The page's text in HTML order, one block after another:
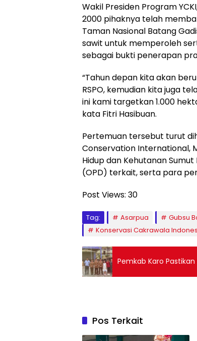
Wakil Presiden Program
2000 pihaknya telah
Taman Nasional Batang
sawit untuk memperoleh
sebagai bukti penerapan
“Tahun depan kita akan
RSPO, kemudian kita juga
ini kami targetkan 1.000
kata Fitri Hasibuan.
Pertemuan tersebut turut
Conservation International,
Hidup dan Kehutanan
(OPD) terkait, serta para
Post Views: 30
Tag: Asarpua Gubsu
Konservasi Cakrawala
Pemkab Karo
Pos Terkait